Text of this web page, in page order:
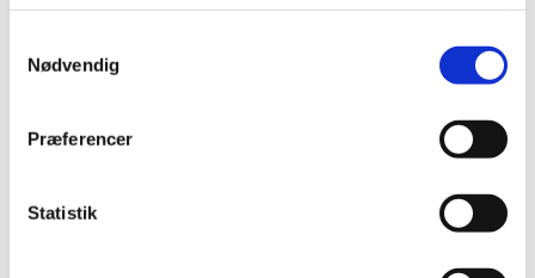
Nødvendig
Præferencer
Statistik
2020 (19)
2015 (31)